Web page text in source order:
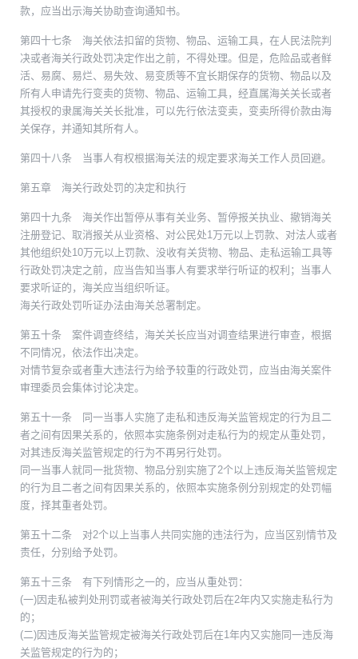
款，应当出示海关协助查询通知书。
第四十七条 海关依法扣留的货物、物品、运输工具，在人民法院判
决或者海关行政处罚决定作出之前，不得处理。但是，危险品或者鲜
活、易腐、易烂、易失效、易变质等不宜长期保存的货物、物品以及
所有人申请先行变卖的货物、物品、运输工具，经直属海关关长或者
其授权的隶属海关关长批准，可以先行依法变卖，变卖所得价款由海
关保存，并通知其所有人。
第四十八条 当事人有权根据海关法的规定要求海关工作人员回避。
第五章 海关行政处罚的决定和执行
第四十九条 海关作出暂停从事有关业务、暂停报关执业、撤销海关
注册登记、取消报关从业资格、对公民处1万元以上罚款、对法人或者
其他组织处10万元以上罚款、没收有关货物、物品、走私运输工具等
行政处罚决定之前，应当告知当事人有要求举行听证的权利；当事人
要求听证的，海关应当组织听证。
海关行政处罚听证办法由海关总署制定。
第五十条 案件调查终结，海关关长应当对调查结果进行审查，根据
不同情况，依法作出决定。
对情节复杂或者重大违法行为给予较重的行政处罚，应当由海关案件
审理委员会集体讨论决定。
第五十一条 同一当事人实施了走私和违反海关监管规定的行为且二
者之间有因果关系的，依照本实施条例对走私行为的规定从重处罚，
对其违反海关监管规定的行为不再另行处罚。
同一当事人就同一批货物、物品分别实施了2个以上违反海关监管规定
的行为且二者之间有因果关系的，依照本实施条例分别规定的处罚幅
度，择其重者处罚。
第五十二条 对2个以上当事人共同实施的违法行为，应当区别情节及
责任，分别给予处罚。
第五十三条 有下列情形之一的，应当从重处罚：
(一)因走私被判处刑罚或者被海关行政处罚后在2年内又实施走私行为
的；
(二)因违反海关监管规定被海关行政处罚后在1年内又实施同一违反海
关监管规定的行为的；